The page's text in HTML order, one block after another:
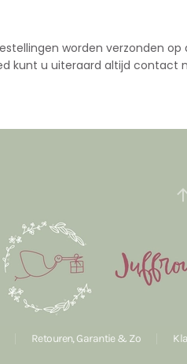
worden verzonden
kunt u uiteraard altijd
Retouren, Garantie & Zo